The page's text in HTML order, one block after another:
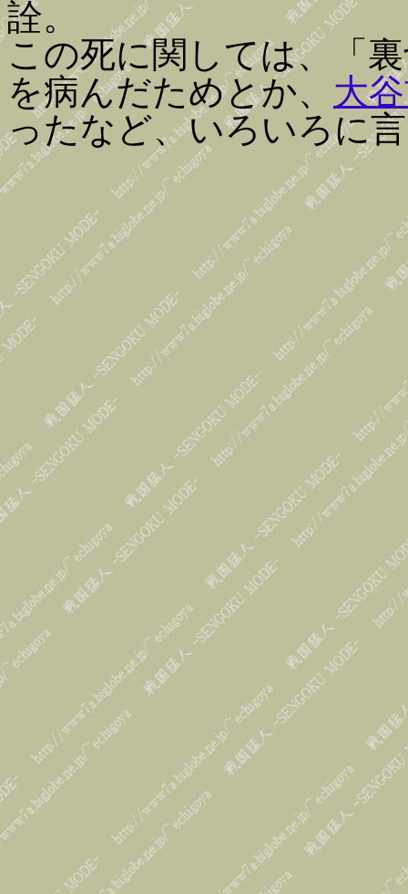
詮。
この死に関しては、「
を病んだためとか、 大
ったなど、いろいろに